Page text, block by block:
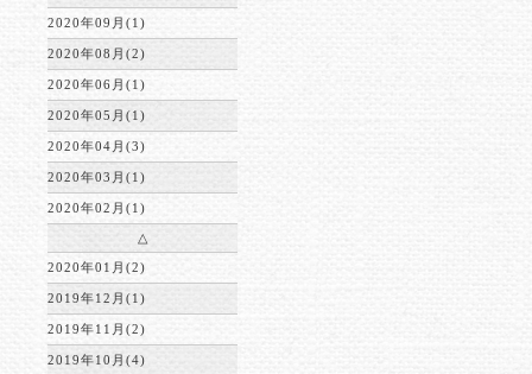
2020年09月(1)
2020年08月(2)
2020年06月(1)
2020年05月(1)
2020年04月(3)
2020年03月(1)
2020年02月(1)
△
2020年01月(2)
2019年12月(1)
2019年11月(2)
2019年10月(4)